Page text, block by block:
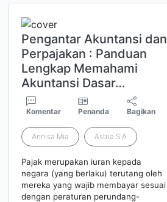
Pengantar Akuntansi dan
Perpajakan : Panduan
Lengkap Memahami
Akuntansi Dasar…
Komentar Penanda Bagikan
Annisa Mia Astria S.A
Pajak merupakan iuran kepada
negara (yang berlaku) terutang oleh
mereka yang wajib membayar sesuai
dengan peraturan perundang-